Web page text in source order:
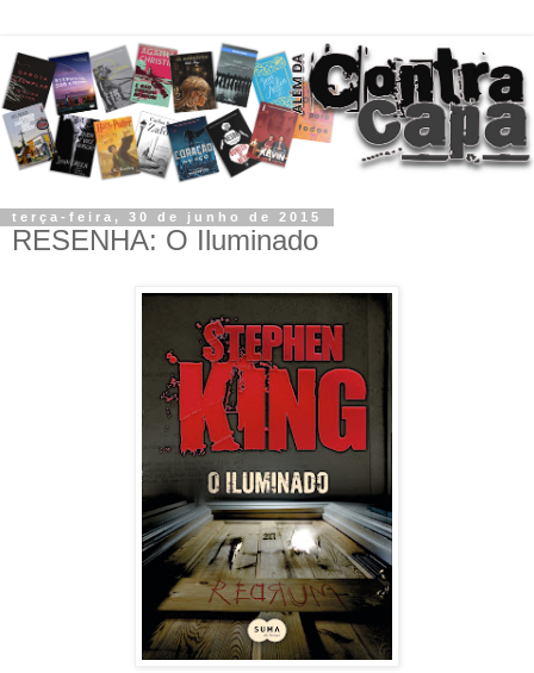
terça-feira, 30 de junho de 2015
RESENHA: O Iluminado